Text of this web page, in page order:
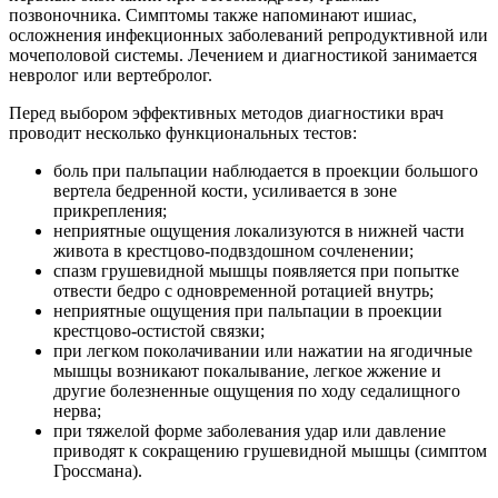
позвоночника. Симптомы также напоминают ишиас,
осложнения инфекционных заболеваний репродуктивной или
мочеполовой системы. Лечением и диагностикой занимается
невролог или вертебролог.
Перед выбором эффективных методов диагностики врач
проводит несколько функциональных тестов:
боль при пальпации наблюдается в проекции большого
вертела бедренной кости, усиливается в зоне
прикрепления;
неприятные ощущения локализуются в нижней части
живота в крестцово-подвздошном сочленении;
спазм грушевидной мышцы появляется при попытке
отвести бедро с одновременной ротацией внутрь;
неприятные ощущения при пальпации в проекции
крестцово-остистой связки;
при легком поколачивании или нажатии на ягодичные
мышцы возникают покалывание, легкое жжение и
другие болезненные ощущения по ходу седалищного
нерва;
при тяжелой форме заболевания удар или давление
приводят к сокращению грушевидной мышцы (симптом
Гроссмана).